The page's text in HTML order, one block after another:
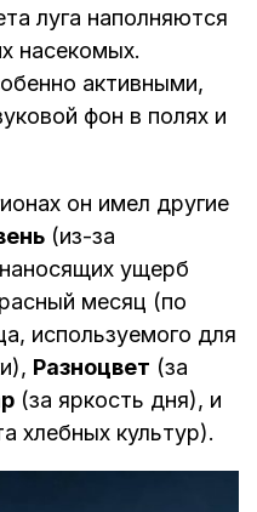
луга наполняются
насекомых.
активными,
фон в полях и
он имел другие
(из-за
ущерб
месяц (по
используемого для
Разноцвет (за
(за яркость дня), и
хлебных культур).